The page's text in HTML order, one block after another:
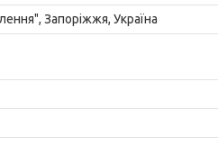
Запоріжжя, Україна